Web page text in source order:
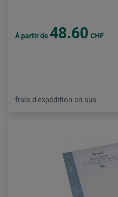
À partir de 48.60 CHF
frais d'expédition en sus